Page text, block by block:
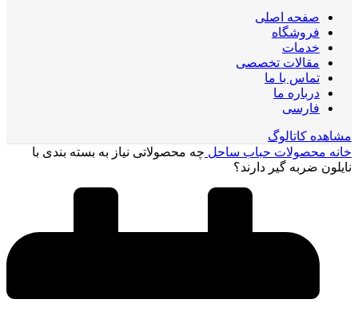
صفحه اصلی
فروشگاه
خدمات
مقالات تخصصی
تماس با ما
درباره ما
فارسی
مشاهده کاتالوگ
خانه محصولات حباب ساحل چه محصولاتی نیاز به بسته‌ بندی با
نایلون ضربه گیر دارند؟